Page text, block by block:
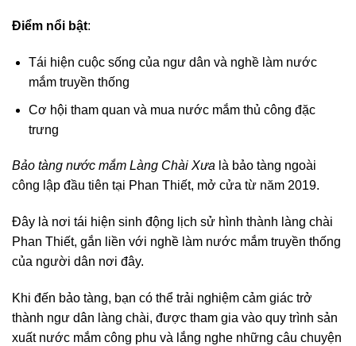
Điểm nổi bật:
Tái hiện cuộc sống của ngư dân và nghề làm nước
mắm truyền thống
Cơ hội tham quan và mua nước mắm thủ công đặc
trưng
Bảo tàng nước mắm Làng Chài Xưa là bảo tàng ngoài
công lập đầu tiên tại Phan Thiết, mở cửa từ năm 2019.
Đây là nơi tái hiện sinh động lịch sử hình thành làng chài
Phan Thiết, gắn liền với nghề làm nước mắm truyền thống
của người dân nơi đây.
Khi đến bảo tàng, bạn có thể trải nghiệm cảm giác trở
thành ngư dân làng chài, được tham gia vào quy trình sản
xuất nước mắm công phu và lắng nghe những câu chuyện